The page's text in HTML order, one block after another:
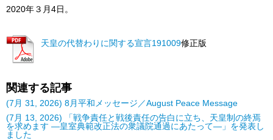
2020年３月4日。
天皇の代替わりに関する宣言191009修正版
関連する記事
(7月 31, 2026) 8月平和メッセージ／August Peace Message
(7月 13, 2026) 「戦争責任と戦後責任の告白に立ち、天皇制の終焉
を求めます ―皇室典範改正法の衆議院通過にあたって―」を発表し
ました